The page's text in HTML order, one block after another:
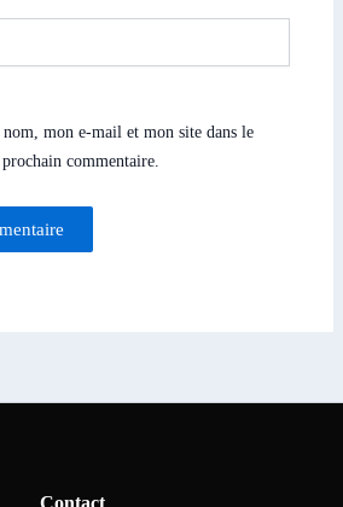
mon e-mail et mon site dans le
commentaire.
Contact